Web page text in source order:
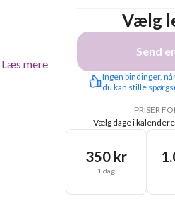
Læs mere
Vælg
Send
Ingen bindinger,
du kan stille
PRISER
Vælg dage i
350 kr
1 dag